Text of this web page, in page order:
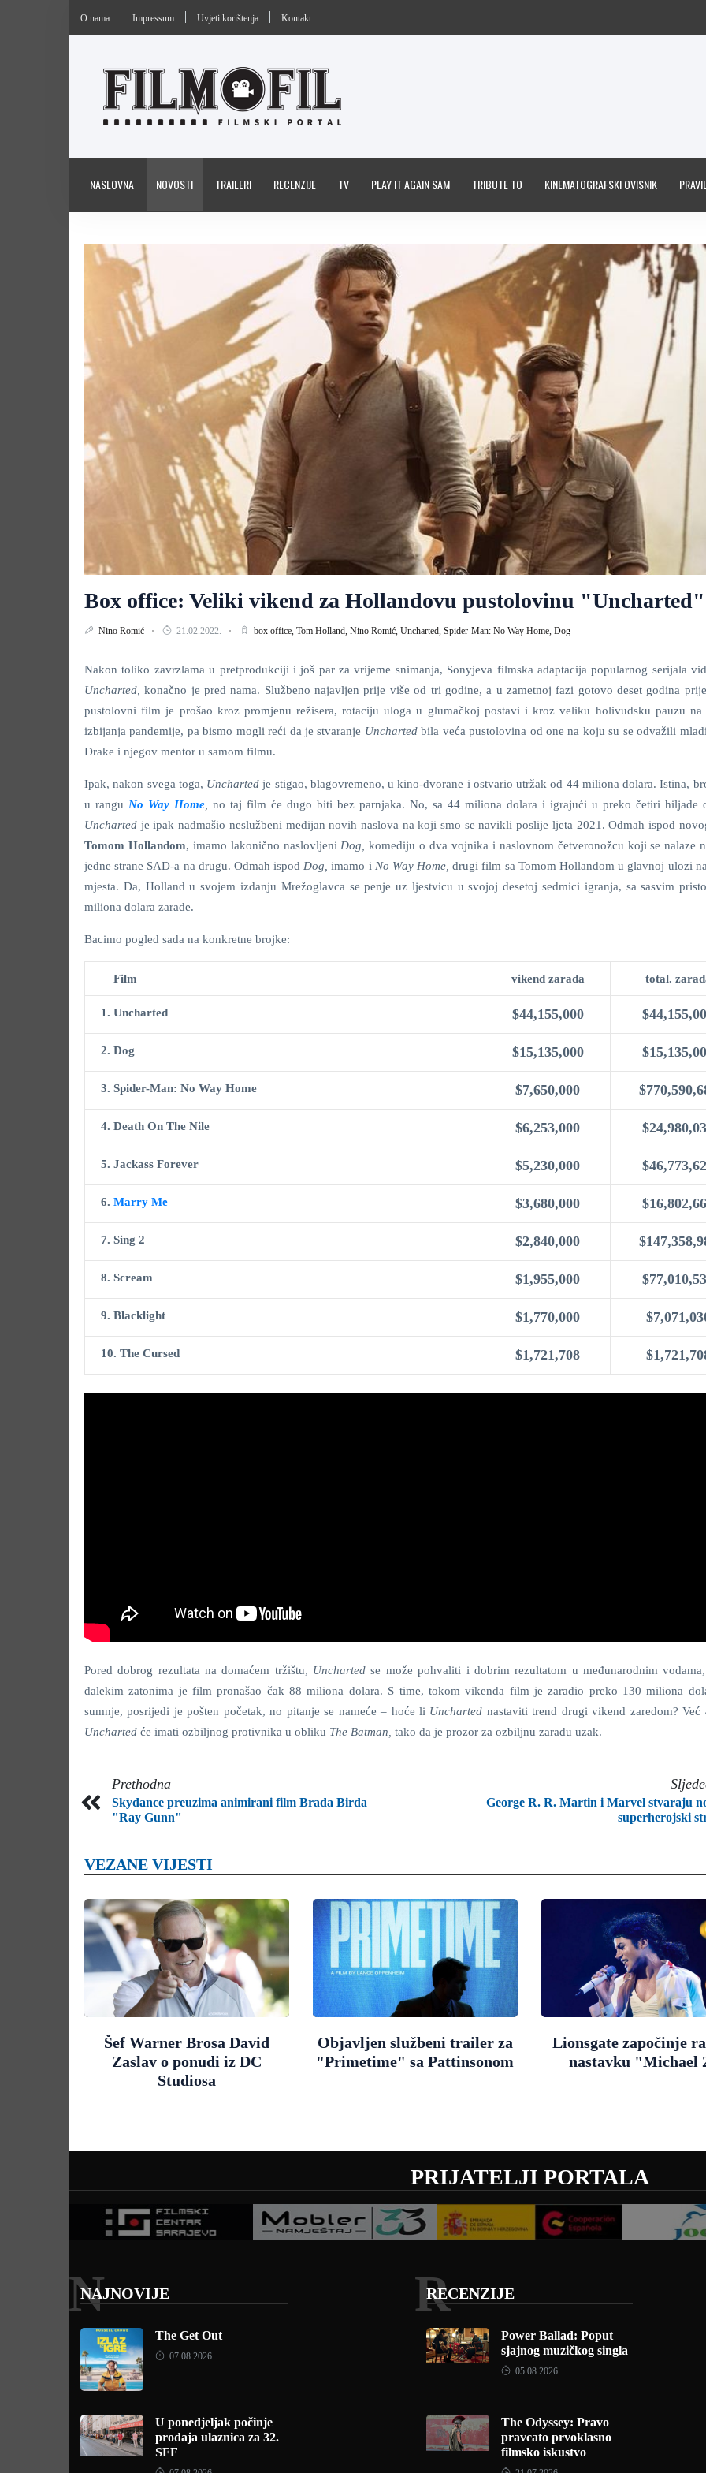
O nama Impressum Uvjeti korištenja Kontakt
NASLOVNA NOVOSTI TRAILERI RECENZIJE TV PLAY IT AGAIN SAM TRIBUTE TO KINEMATOGRAFSKI OVISNIK
Box office: Veliki vikend za Hollandovu pustolovinu "Uncharted"
Nino Romić 21.02.2022. box office, Tom Holland, Nino Romić, Uncharted, Spider-Man: No Way Home, Dog
Nakon toliko zavrzlama u pretprodukciji i još par za vrijeme snimanja, Sonyjeva filmska adaptacija popularnog serijala
Uncharted ,konačno je pred nama. Službeno najavljen prije više od tri godine, a u zametnoj fazi gotovo deset godina
pustolovni film je prošao kroz promjenu režisera, rotaciju uloga u glumačkoj postavi i kroz veliku holivudsku pauzu na
izbijanja pandemije, pa bismo mogli reći da je stvaranje Unchartedbila veća pustolovina od one na koju su se odvažili
Drake i njegov mentor u samom filmu.
Ipak, nakon svega toga, Uncharted je stigao, blagovremeno, u kino-dvorane i ostvario utržak od 44 miliona dolara. Istina,
u rangu No Way Home
no taj film će dugo biti bez parnjaka. No, sa 44 miliona dolara i igrajući u preko četiri hiljade
Uncharted je ipak nadmašio neslužbeni medijan novih naslova na koji smo se navikli poslije ljeta 2021. Odmah ispod
Tomom Hollandom, imamo lakonično naslovljeni Dog ,komediju o dva vojnika i naslovnom četveronožcu koji se nalaze
jedne strane SAD-a na drugu. Odmah ispod Dog ,imamo i No Way Home ,drugi film sa Tomom Hollandom u glavnoj ulozi
mjesta. Da, Holland u svojem izdanju Mrežoglavca se penje uz ljestvicu u svojoj desetoj sedmici igranja, sa sasvim
miliona dolara zarade.
Bacimo pogled sada na konkretne brojke:
Film vikend zarada total.
1. Uncharted $44,155,000
2. Dog $15,135,000
3. Spider-Man: No Way Home $7,650,000
4. Death On The Nile $6,253,000
5. Jackass Forever $5,230,000
6. Marry Me $3,680,000
7. Sing 2 $2,840,000
8. Scream $1,955,000
9. Blacklight $1,770,000
10. The Cursed $1,721,708
Pored dobrog rezultata na domaćem tržištu, Uncharted se može pohvaliti i dobrim rezultatom u međunarodnim
dalekim zatonima je film pronašao čak 88 miliona dolara. S time, tokom vikenda film je zaradio preko 130 miliona
sumnje, posrijedi je pošten početak, no pitanje se nameće – hoće li Uncharted nastaviti trend drugi vikend zaredom? Već
Uncharted će imati ozbiljnog protivnika u obliku The Batman tako da je prozor za ozbiljnu zaradu uzak.
Prethodna
Skydance preuzima animirani film Brada Birda
"Ray Gunn"
George R. R. Martin i Marvel stvaraju
superherojski
VEZANE VIJESTI
Šef Warner Brosa David
Zaslav o ponudi iz DC
Studiosa
Objavljen službeni trailer za
"Primetime" sa Pattinsonom
Lionsgate započinje
nastavku "Michael
PRIJATELJI PORTALA
NAJNOVIJE
N
The Get Out
07.08.2026.
U ponedjeljak počinje
prodaja ulaznica za 32.
SFF
RECENZIJE
R
Power Ballad: Poput
sjajnog muzičkog singla
05.08.2026.
The Odyssey: Pravo
pravcato prvoklasno
filmsko iskustvo